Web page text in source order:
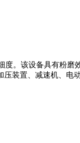
。该设备具有粉
装置、减速机、电